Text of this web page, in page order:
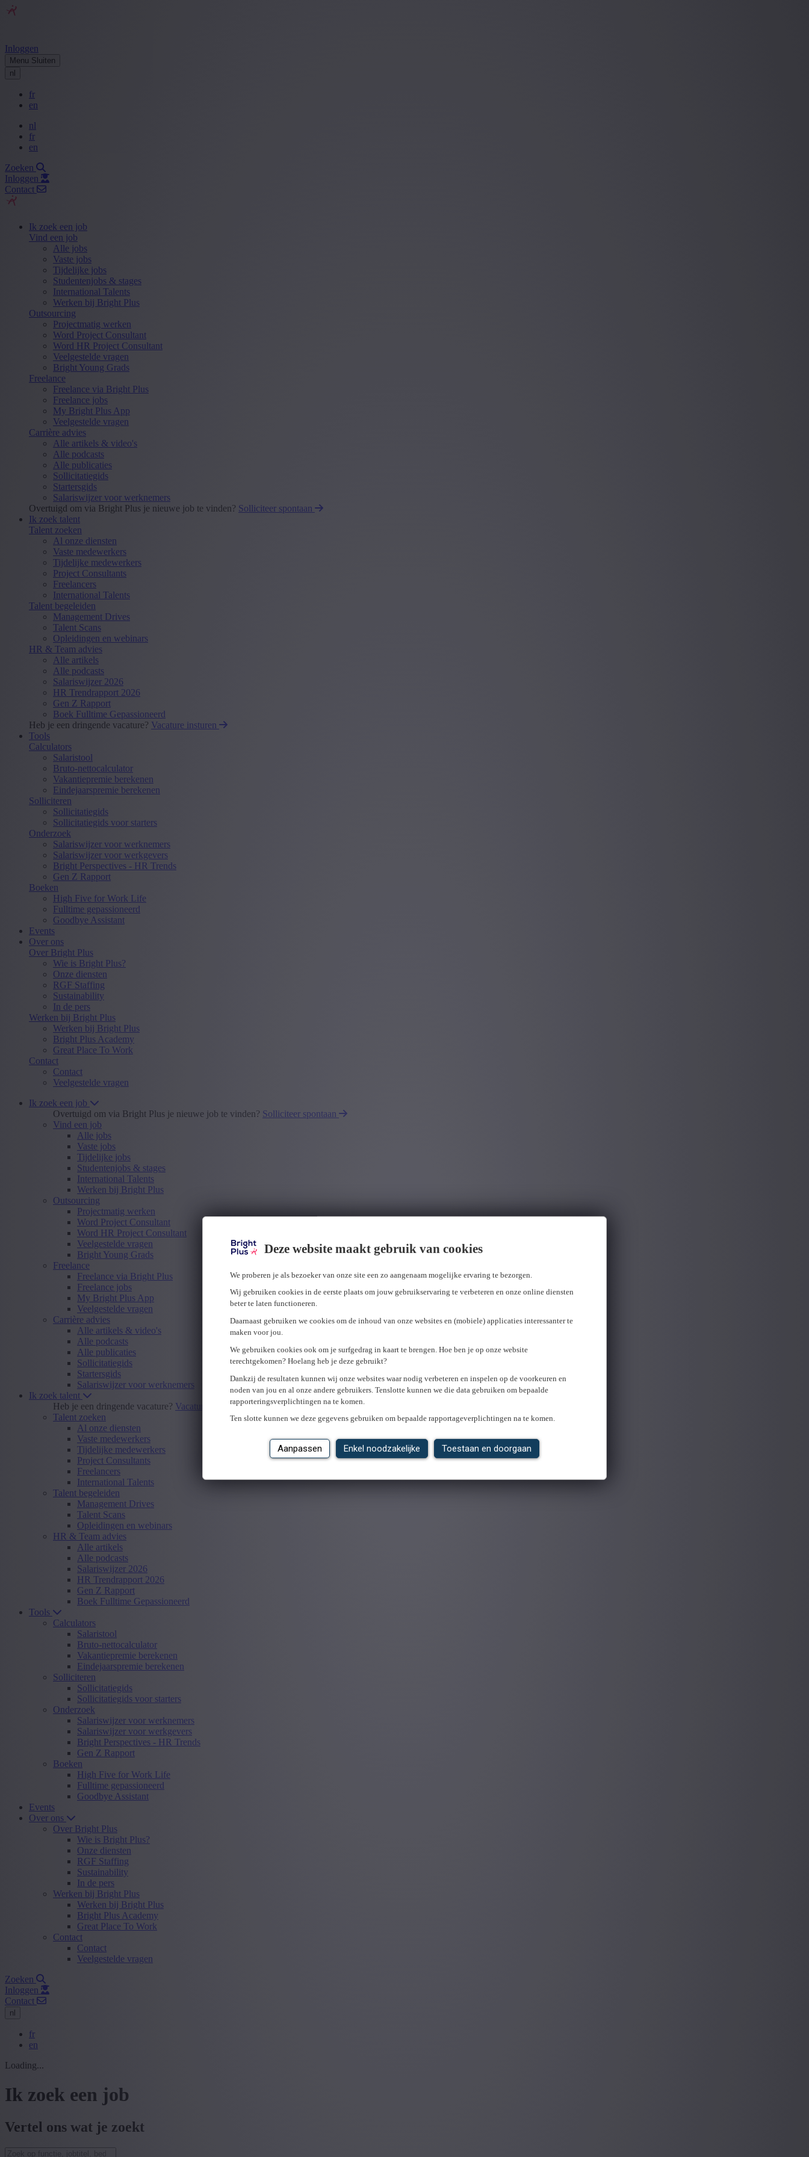
Deze website maakt gebruik van cookies
We proberen je als bezoeker van onze site een zo aangenaam mogelijke ervaring te bezorgen.
Wij gebruiken cookies in de eerste plaats om jouw gebruikservaring te verbeteren en onze online diensten
beter te laten functioneren.
Daarnaast gebruiken we cookies om de inhoud van onze websites en (mobiele) applicaties interessanter te
maken voor jou.
We gebruiken cookies ook om je surfgedrag in kaart te brengen. Hoe ben je op onze website
terechtgekomen? Hoelang heb je deze gebruikt?
Dankzij de resultaten kunnen wij onze websites waar nodig verbeteren en inspelen op de voorkeuren en
noden van jou en al onze andere gebruikers. Tenslotte kunnen we die data gebruiken om bepaalde
rapporteringsverplichtingen na te komen.
Ten slotte kunnen we deze gegevens gebruiken om bepaalde rapportageverplichtingen na te komen.
Aanpassen Enkel noodzakelijke Toestaan en doorgaan
Inloggen
Menu Sluiten
nl
fr
en
nl
fr
en
Zoeken
Inloggen
Contact
Ik zoek een job
Vind een job
Alle jobs
Vaste jobs
Tijdelijke jobs
Studentenjobs & stages
International Talents
Werken bij Bright Plus
Outsourcing
Projectmatig werken
Word Project Consultant
Word HR Project Consultant
Veelgestelde vragen
Bright Young Grads
Freelance
Freelance via Bright Plus
Freelance jobs
My Bright Plus App
Veelgestelde vragen
Carrière advies
Alle artikels & video's
Alle podcasts
Alle publicaties
Sollicitatiegids
Startersgids
Salariswijzer voor werknemers
Overtuigd om via Bright Plus je nieuwe job te vinden? Solliciteer spontaan
Ik zoek talent
Talent zoeken
Al onze diensten
Vaste medewerkers
Tijdelijke medewerkers
Project Consultants
Freelancers
International Talents
Talent begeleiden
Management Drives
Talent Scans
Opleidingen en webinars
HR & Team advies
Alle artikels
Alle podcasts
Salariswijzer 2026
HR Trendrapport 2026
Gen Z Rapport
Boek Fulltime Gepassioneerd
Heb je een dringende vacature? Vacature insturen
Tools
Calculators
Salaristool
Bruto-nettocalculator
Vakantiepremie berekenen
Eindejaarspremie berekenen
Solliciteren
Sollicitatiegids
Sollicitatiegids voor starters
Onderzoek
Salariswijzer voor werknemers
Salariswijzer voor werkgevers
Bright Perspectives - HR Trends
Gen Z Rapport
Boeken
High Five for Work Life
Fulltime gepassioneerd
Goodbye Assistant
Events
Over ons
Over Bright Plus
Wie is Bright Plus?
Onze diensten
RGF Staffing
Sustainability
In de pers
Werken bij Bright Plus
Werken bij Bright Plus
Bright Plus Academy
Great Place To Work
Contact
Contact
Veelgestelde vragen
Ik zoek een job
Overtuigd om via Bright Plus je nieuwe job te vinden? Solliciteer spontaan
Vind een job
Alle jobs
Vaste jobs
Tijdelijke jobs
Studentenjobs & stages
International Talents
Werken bij Bright Plus
Outsourcing
Projectmatig werken
Word Project Consultant
Word HR Project Consultant
Veelgestelde vragen
Bright Young Grads
Freelance
Freelance via Bright Plus
Freelance jobs
My Bright Plus App
Veelgestelde vragen
Carrière advies
Alle artikels & video's
Alle podcasts
Alle publicaties
Sollicitatiegids
Startersgids
Salariswijzer voor werknemers
Ik zoek talent
Heb je een dringende vacature? Vacature insturen
Talent zoeken
Al onze diensten
Vaste medewerkers
Tijdelijke medewerkers
Project Consultants
Freelancers
International Talents
Talent begeleiden
Management Drives
Talent Scans
Opleidingen en webinars
HR & Team advies
Alle artikels
Alle podcasts
Salariswijzer 2026
HR Trendrapport 2026
Gen Z Rapport
Boek Fulltime Gepassioneerd
Tools
Calculators
Salaristool
Bruto-nettocalculator
Vakantiepremie berekenen
Eindejaarspremie berekenen
Solliciteren
Sollicitatiegids
Sollicitatiegids voor starters
Onderzoek
Salariswijzer voor werknemers
Salariswijzer voor werkgevers
Bright Perspectives - HR Trends
Gen Z Rapport
Boeken
High Five for Work Life
Fulltime gepassioneerd
Goodbye Assistant
Events
Over ons
Over Bright Plus
Wie is Bright Plus?
Onze diensten
RGF Staffing
Sustainability
In de pers
Werken bij Bright Plus
Werken bij Bright Plus
Bright Plus Academy
Great Place To Work
Contact
Contact
Veelgestelde vragen
Zoeken
Inloggen
Contact
nl
fr
en
Loading...
Ik zoek een job
Vertel ons wat je zoekt